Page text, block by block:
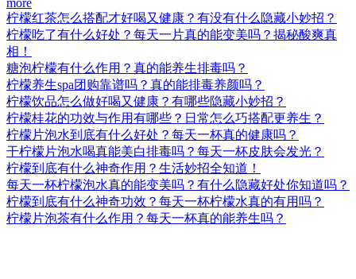
more
柠檬红茶怎么搭配才好喝又健康？有没有什么隐藏小妙招？
柠檬吃了有什么好处？每天一片真的能变美吗？揭秘酸爽真
相！
糖泡柠檬有什么作用？真的能养生排毒吗？
柠檬养生spa团购靠谱吗？真的能排毒养颜吗？
柠檬饮品怎么做好喝又健康？有哪些隐藏小妙招？
柠檬桂花的功效与作用有哪些？日常怎么巧搭配更养生？
柠檬片泡水到底有什么好处？每天一杯真的健康吗？
干柠檬片泡水喝真能美白排毒吗？每天一杯皮肤会发光？
柠檬到底有什么神奇作用？生活妙招全知道！
每天一杯柠檬泡水真的能变美吗？有什么隐藏好处你知道吗？
柠檬到底有什么神奇功效？每天一杯柠檬水真的有用吗？
柠檬片泡茶有什么作用？每天一杯真的能养生吗？